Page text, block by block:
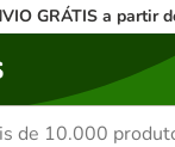
GRÁTIS a partir